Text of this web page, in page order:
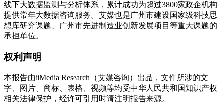
线下大数据监测与分析体系，累计成功为超过3800家政企机构
提供常年大数据咨询服务。艾媒也是广州市建设国家级科技思
想库研究课题、广州市先进制造业创新发展项目等重大课题的
承担单位。
权利声明
本报告由iiMedia Research（艾媒咨询）出品，文件所涉的文
字、图片、商标、表格、视频等均受中华人民共和国知识产权
相关法律保护，经许可引用时请注明报告来源。